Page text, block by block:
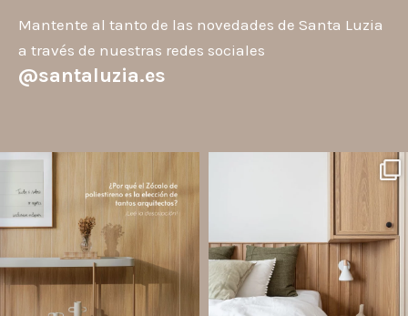
Mantente al tanto de las novedades de Santa Luzia
a través de nuestras redes sociales
@santaluzia.es
Los Zócalos de poliestireno ganaron
protagonismo en la arquitectura porque
combinan estética, practicidad y
desempeño en un solo producto.
...
tradicional? ¡Los Revestimientos de
pared Santa Luzia pueden ser la
Líneas como Waves, Gizé y...
Jul 14
1 0